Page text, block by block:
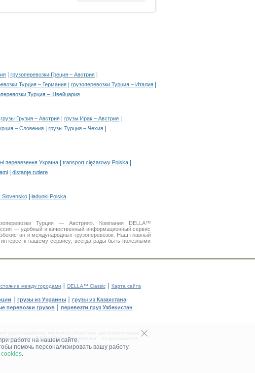
работе на нашем сайте.
помочь персонализировать вашу работу.
cookies.
грузоперевозки Греция – Австрия
Турция – Германия грузоперевозки Турция – Италия
Турция – Швейцария
грузы Грузия – Австрия грузы Ирак – Австрия
– Словения грузы Турция – Чехия
перевезення Україна transport ciężarowy Polska
distanţe rutiere
Slovensko ładunki Polska
Турция — Австрия». Компания DELLA™
— удобный и качественный информационный сервис
и международных грузоперевозок. Наш главный
к нашему сервису, всегда рады быть полезными
между городами | DELLA™ Classic| Карта сайта
| грузы из Украины| грузы из Казахстана
перевозки грузов | перевезти груз Узбекистан
являются объектами авторского права.
'DELLA™ Грузоперевозки' - не допускается.